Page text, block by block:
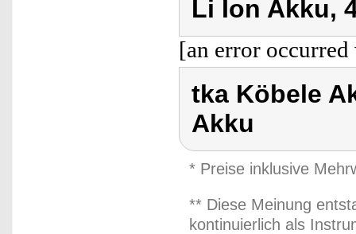
Li Ion Akku,
[an error
tka Köbele
Akku
* Preise inklusive
** Diese Meinung
kontinuierlich als